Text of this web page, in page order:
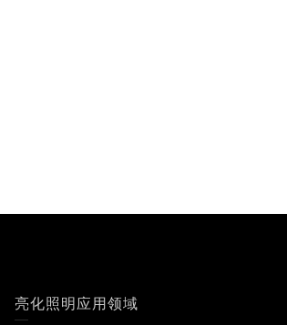
亮化照明应用领域